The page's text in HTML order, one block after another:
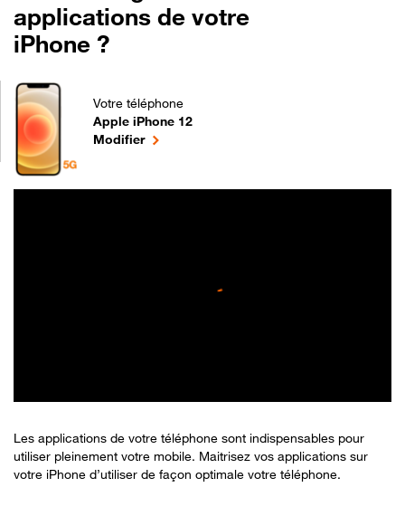
applications de votre
iPhone ?
Votre téléphone
Apple iPhone 12
Comment gérer les applications de votre iPhone ?
Modifierle téléphone sélectionné
Les applications de votre téléphone sont indispensables pour
utiliser pleinement votre mobile. Maitrisez vos applications sur
votre iPhone d’utiliser de façon optimale votre téléphone.